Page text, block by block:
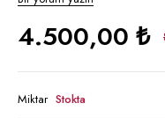
4.500,00 ₺
Miktar Stokta